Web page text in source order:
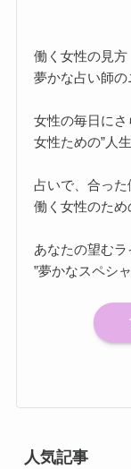
働く女性の見方
夢かな占い師
女性の毎日にさ
女性ための”人
占いで、合っ
働く女性のため
あなたの望む
”夢かなスペシ
人気記事